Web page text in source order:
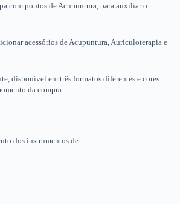
com pontos de Acupuntura, para auxiliar o
acessórios de Acupuntura, Auriculoterapia e
disponível em três formatos diferentes e cores
da compra.
dos instrumentos de: